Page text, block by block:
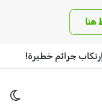
هنا
جرائم خطيرة!